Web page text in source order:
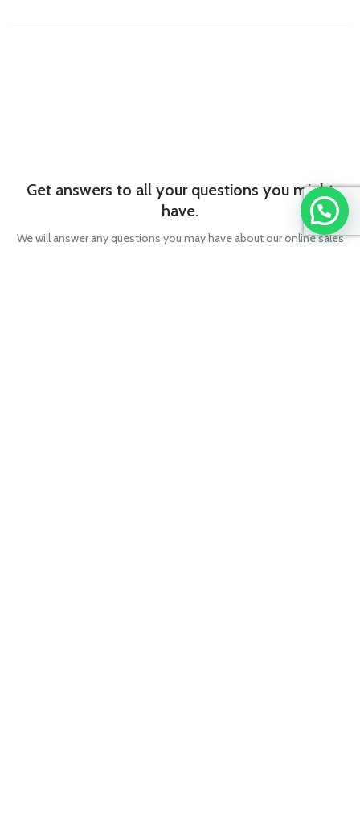
Get answers to all your questions you might
have.
We will answer any questions you may have about our online sales